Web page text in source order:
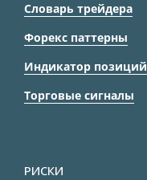
Словарь трейдера
Форекс паттерны
Индикатор позиций
Торговые сигналы
РИСКИ